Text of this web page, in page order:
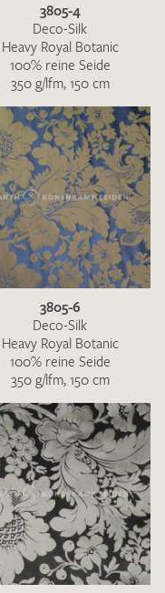
angegebenen Daten
genutzt werden.
ich zur Kenntnis
3805-4
Deco-Silk
Heavy Royal Botanic
100% reine Seide
350 g/lfm, 150 cm
3805-6
Deco-Silk
Heavy Royal Botanic
100% reine Seide
350 g/lfm, 150 cm